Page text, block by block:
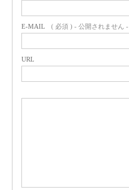
E-MAIL ( 必須 ) - 公開されません -
URL